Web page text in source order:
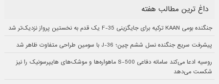
داغ ترین مطالب هفته
جنگنده بومی KAAN ترکیه برای جایگزینی F-35 یک قدم به نخستین پرواز نزدیک‌تر شد
پیشرفت سریع جنگنده نسل ششم چین؛ J-36 با سومین طراحی متفاوت ظاهر شد
روسیه ادعا می‌کند سامانه دفاعی S-500 ماهواره‌ها و موشک‌های هایپرسونیک را نیز
شکست می‌دهد